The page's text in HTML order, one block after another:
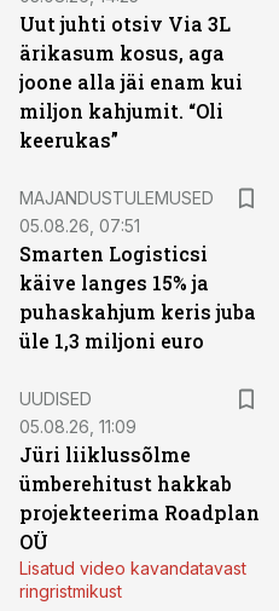
Uut juhti otsiv Via 3L
ärikasum kosus, aga
joone alla jäi enam kui
miljon kahjumit. “Oli
keerukas”
MAJANDUSTULEMUSED
05.08.26, 07:51
Smarten Logisticsi
käive langes 15% ja
puhaskahjum keris juba
üle 1,3 miljoni euro
UUDISED
05.08.26, 11:09
Jüri liiklussõlme
ümberehitust hakkab
projekteerima Roadplan
OÜ
Lisatud video kavandatavast
ringristmikust